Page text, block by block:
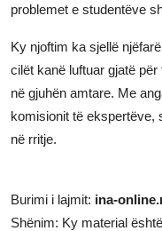
problemet e studentëve
Ky njoftim ka sjellë
cilët kanë luftuar gjatë
në gjuhën amtare. Me
komisionit të ekspertëve,
në rritje.
Burimi i lajmit: ina-
Shënim: Ky material